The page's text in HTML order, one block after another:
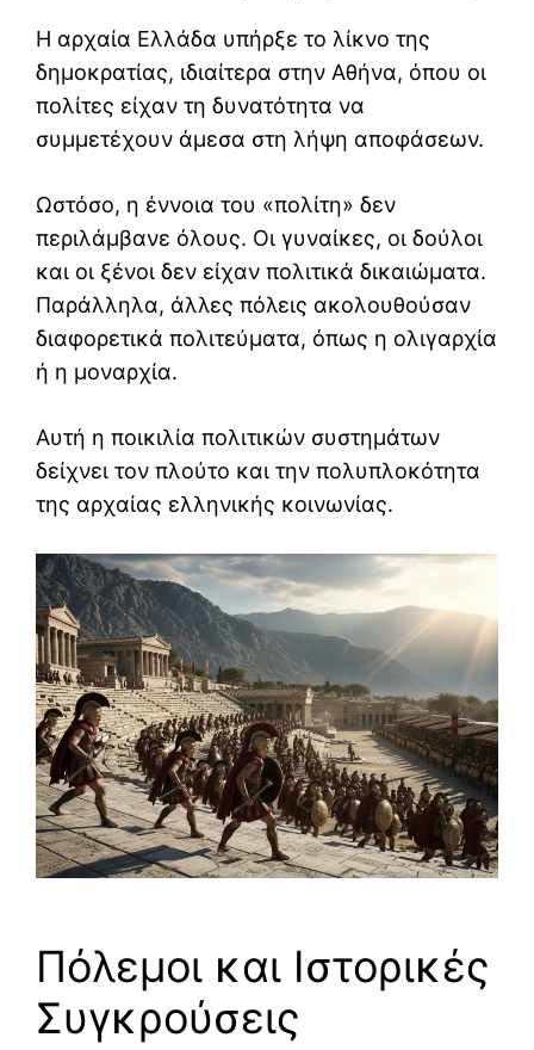
Η αρχαία Ελλάδα υπήρξε το λίκνο της
δημοκρατίας, ιδιαίτερα στην Αθήνα, όπου οι
πολίτες είχαν τη δυνατότητα να
συμμετέχουν άμεσα στη λήψη αποφάσεων.
Ωστόσο, η έννοια του «πολίτη» δεν
περιλάμβανε όλους. Οι γυναίκες, οι δούλοι
και οι ξένοι δεν είχαν πολιτικά δικαιώματα.
Παράλληλα, άλλες πόλεις ακολουθούσαν
διαφορετικά πολιτεύματα, όπως η ολιγαρχία
ή η μοναρχία.
Αυτή η ποικιλία πολιτικών συστημάτων
δείχνει τον πλούτο και την πολυπλοκότητα
της αρχαίας ελληνικής κοινωνίας.
Πόλεμοι και Ιστορικές
Συγκρούσεις